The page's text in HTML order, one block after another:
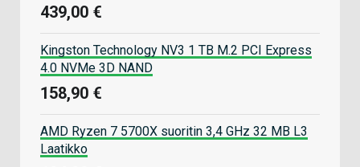
439,00 €
Kingston Technology NV3 1 TB M.2 PCI Express
4.0 NVMe 3D NAND
158,90 €
AMD Ryzen 7 5700X suoritin 3,4 GHz 32 MB L3
Laatikko